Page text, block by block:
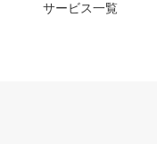
サービス一覧